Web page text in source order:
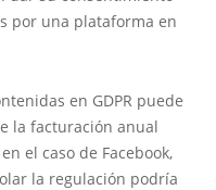
por una plataforma en
en GDPR puede
la facturación anual
el caso de Facebook,
la regulación podría